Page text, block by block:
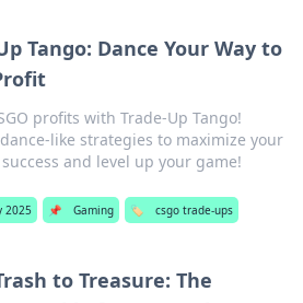
Tango: Dance Your Way to
profits with Trade-Up Tango!
like strategies to maximize your
and level up your game!
2025 📌 Gaming 🏷️ csgo trade-ups
to Treasure: The